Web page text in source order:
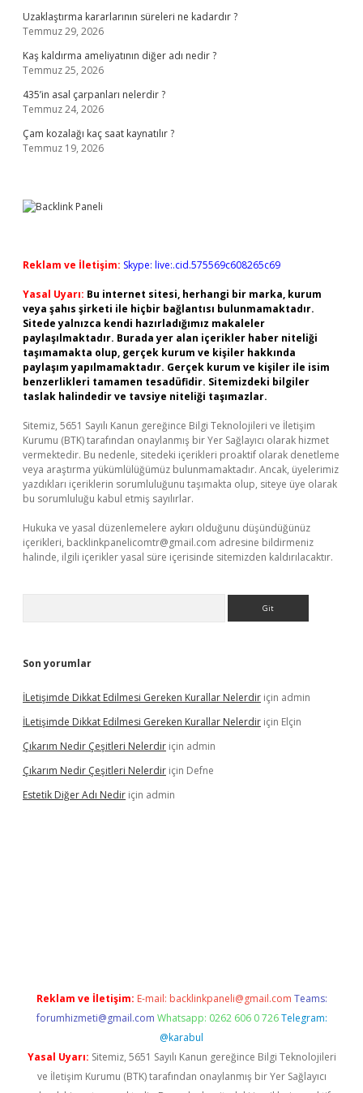
Uzaklaştırma kararlarının süreleri ne kadardır ?
Temmuz 29, 2026
Kaş kaldırma ameliyatının diğer adı nedir ?
Temmuz 25, 2026
435’in asal çarpanları nelerdir ?
Temmuz 24, 2026
Çam kozalağı kaç saat kaynatılır ?
Temmuz 19, 2026
Reklam ve İletişim: Skype: live:.cid.575569c608265c69
Yasal Uyarı: Bu internet sitesi, herhangi bir marka, kurum
veya şahıs şirketi ile hiçbir bağlantısı bulunmamaktadır.
Sitede yalnızca kendi hazırladığımız makaleler
paylaşılmaktadır. Burada yer alan içerikler haber niteliği
taşımamakta olup, gerçek kurum ve kişiler hakkında
paylaşım yapılmamaktadır. Gerçek kurum ve kişiler ile isim
benzerlikleri tamamen tesadüfidir. Sitemizdeki bilgiler
taslak halindedir ve tavsiye niteliği taşımazlar.
Sitemiz, 5651 Sayılı Kanun gereğince Bilgi Teknolojileri ve İletişim
Kurumu (BTK) tarafından onaylanmış bir Yer Sağlayıcı olarak hizmet
vermektedir. Bu nedenle, sitedeki içerikleri proaktif olarak denetleme
veya araştırma yükümlülüğümüz bulunmamaktadır. Ancak, üyelerimiz
yazdıkları içeriklerin sorumluluğunu taşımakta olup, siteye üye olarak
bu sorumluluğu kabul etmiş sayılırlar.
Hukuka ve yasal düzenlemelere aykırı olduğunu düşündüğünüz
içerikleri, backlinkpanelicomtr@gmail.com adresine bildirmeniz
halinde, ilgili içerikler yasal süre içerisinde sitemizden kaldırılacaktır.
Son yorumlar
İLetişimde Dikkat Edilmesi Gereken Kurallar Nelerdir için admin
İLetişimde Dikkat Edilmesi Gereken Kurallar Nelerdir için Elçin
Çıkarım Nedir Çeşitleri Nelerdir için admin
Çıkarım Nedir Çeşitleri Nelerdir için Defne
Estetik Diğer Adı Nedir için admin
Reklam ve İletişim: E-mail: backlinkpaneli@gmail.com Teams:
forumhizmeti@gmail.com Whatsapp: 0262 606 0 726 Telegram:
@karabul
Yasal Uyarı: Sitemiz, 5651 Sayılı Kanun gereğince Bilgi Teknolojileri
ve İletişim Kurumu (BTK) tarafından onaylanmış bir Yer Sağlayıcı